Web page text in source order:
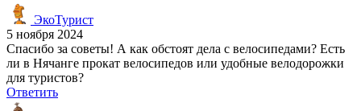
ЭкоТурист
5 ноября 2024
Спасибо за советы! А как обстоят дела с велосипедами? Есть
ли в Нячанге прокат велосипедов или удобные велодорожки
для туристов?
Ответить